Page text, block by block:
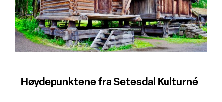
Høydepunktene fra Setesdal Kulturné